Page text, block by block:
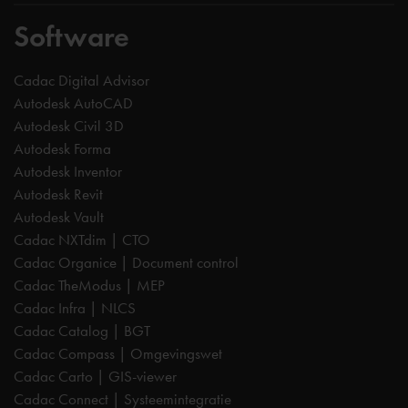
Software
Cadac Digital Advisor
Autodesk AutoCAD
Autodesk Civil 3D
Autodesk Forma
Autodesk Inventor
Autodesk Revit
Autodesk Vault
Cadac NXTdim | CTO
Cadac Organice | Document control
Cadac TheModus | MEP
Cadac Infra | NLCS
Cadac Catalog | BGT
Cadac Compass | Omgevingswet
Cadac Carto | GIS-viewer
Cadac Connect | Systeemintegratie